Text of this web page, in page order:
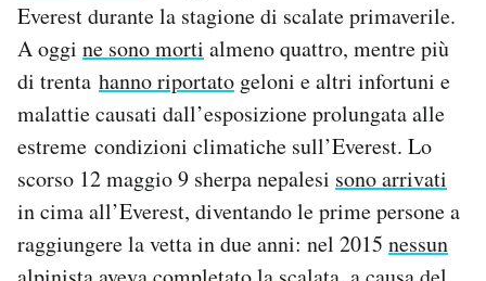
AREA PERSONALE
Newsletter
Notifiche mobile
Regala il Post
Hai bisogno di aiuto?
Esci
Everest durante la stagione di scalate primaverile.
A oggi ne sono morti almeno quattro, mentre più
di trenta hanno riportato geloni e altri infortuni e
malattie causati dall’esposizione prolungata alle
estreme condizioni climatiche sull’Everest. Lo
scorso 12 maggio 9 sherpa nepalesi sono arrivati
in cima all’Everest, diventando le prime persone a
raggiungere la vetta in due anni: nel 2015 nessun